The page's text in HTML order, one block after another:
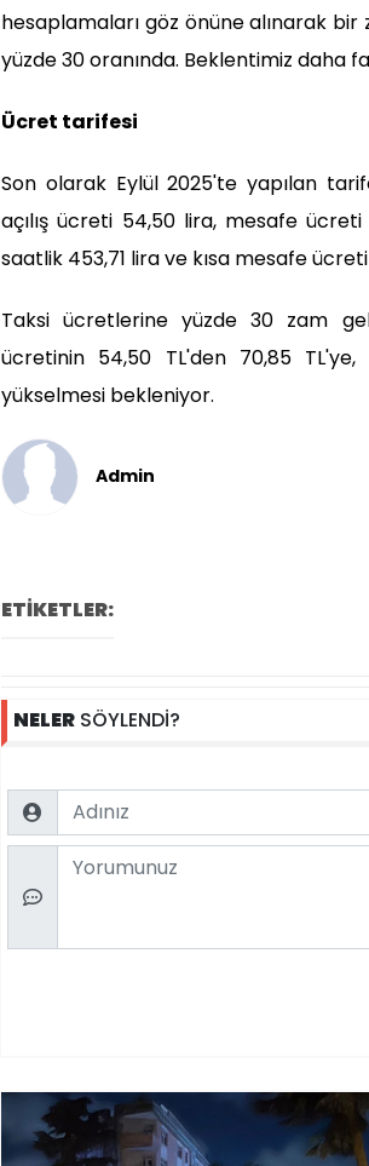
hesaplamaları göz önüne alınarak
yüzde 30 oranında. Beklentimiz daha
Ücret tarifesi
Son olarak Eylül 2025'te yapılan
açılış ücreti 54,50 lira, mesafe
saatlik 453,71 lira ve kısa mesafe
Taksi ücretlerine yüzde 30 zam
ücretinin 54,50 TL'den 70,85
yükselmesi bekleniyor.
Admin
ETİKETLER:
NELER SÖYLENDİ?
Name
Comment